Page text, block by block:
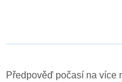
Předpověď počasí na více